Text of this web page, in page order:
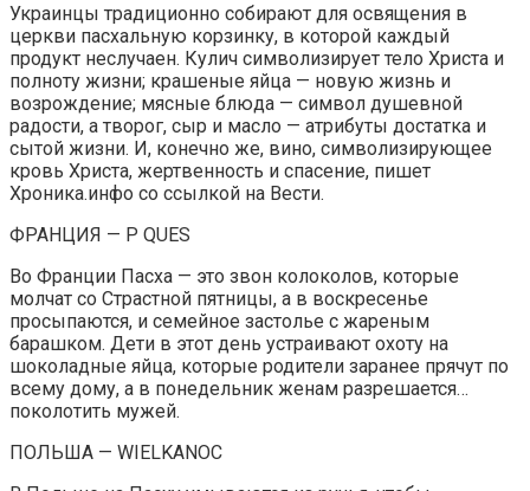
Украинцы традиционно собирают для освящения в
церкви пасхальную корзинку, в которой каждый
продукт неслучаен. Кулич символизирует тело Христа и
полноту жизни; крашеные яйца — новую жизнь и
возрождение; мясные блюда — символ душевной
радости, а творог, сыр и масло — атрибуты достатка и
сытой жизни. И, конечно же, вино, символизирующее
кровь Христа, жертвенность и спасение, пишет
Хроника.инфо со ссылкой на Вести.
ФРАНЦИЯ — P QUES
Во Франции Пасха — это звон колоколов, которые
молчат со Страстной пятницы, а в воскресенье
просыпаются, и семейное застолье с жареным
барашком. Дети в этот день устраивают охоту на
шоколадные яйца, которые родители заранее прячут по
всему дому, а в понедельник женам разрешается…
поколотить мужей.
ПОЛЬША — WIELKANOC